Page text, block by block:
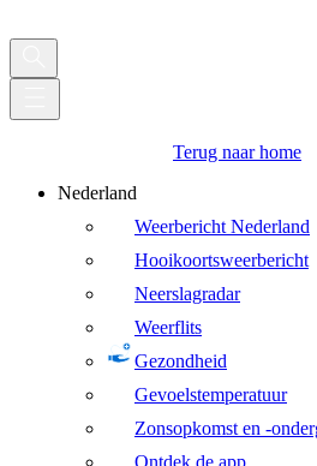
Terug naar home
Nederland
Weerbericht Nederland
Hooikoortsweerbericht
Neerslagradar
Weerflits
Gezondheid
Gevoelstemperatuur
Zonsopkomst en -
Ontdek de app